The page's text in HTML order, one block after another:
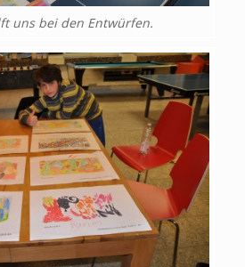
uns bei den Entwürfen.